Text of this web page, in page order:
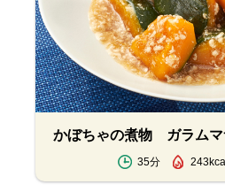
かぼちゃの煮物 ガラムマ
35分 243kcal